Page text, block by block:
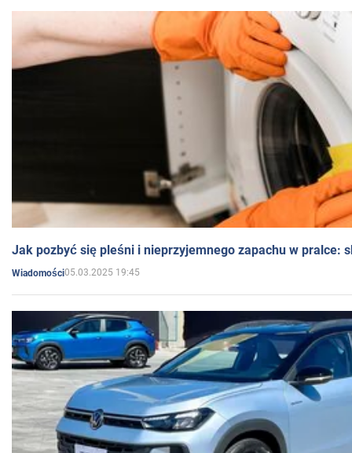
Jak pozbyć się pleśni i nieprzyjemnego zapachu w pralce:
Wiadomości05.03.2025 19:45